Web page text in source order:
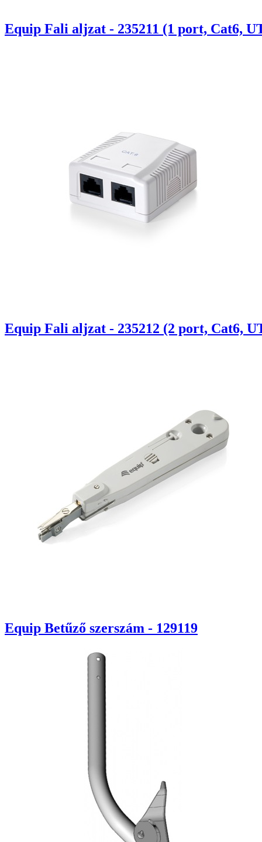
Equip Fali aljzat - 235211 (1 port, Cat6,
Equip Fali aljzat - 235212 (2 port, Cat6,
Equip Betűző szerszám - 129119